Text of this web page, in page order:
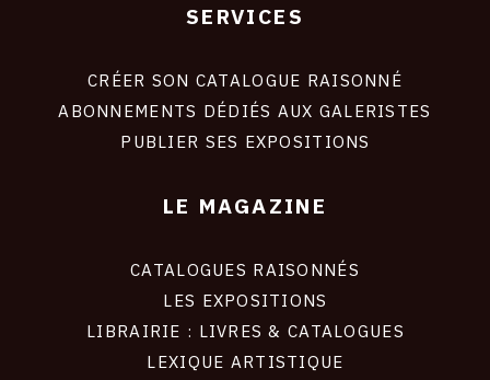
SERVICES
CRÉER SON CATALOGUE RAISONNÉ
ABONNEMENTS DÉDIÉS AUX GALERISTES
PUBLIER SES EXPOSITIONS
LE MAGAZINE
CATALOGUES RAISONNÉS
LES EXPOSITIONS
LIBRAIRIE : LIVRES & CATALOGUES
LEXIQUE ARTISTIQUE